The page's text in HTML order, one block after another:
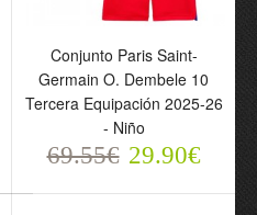
Camiseta de fútbol Paris
Saint-Germain O.
Dembele 10 Night Edition
2025-26 - Hombre
69.55€ 29.90€
Conjunto Paris Saint-
Germain O. Dembele 10
Tercera Equipación 2025-26
- Niño
69.55€ 29.90€